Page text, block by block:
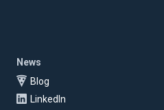
News
Blog
LinkedIn